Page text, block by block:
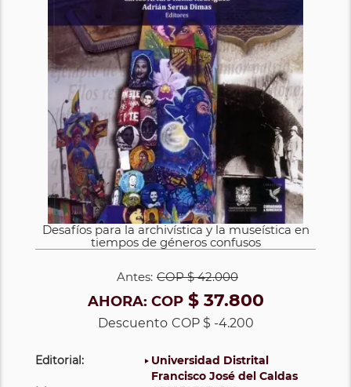
Desafíos para la archivística y la museística en
tiempos de géneros confusos
Antes: COP$ 42.000
AHORA: COP$ 37.800
Descuento COP $ -4.200
Editorial:
Universidad Distrital
Francisco José del Caldas